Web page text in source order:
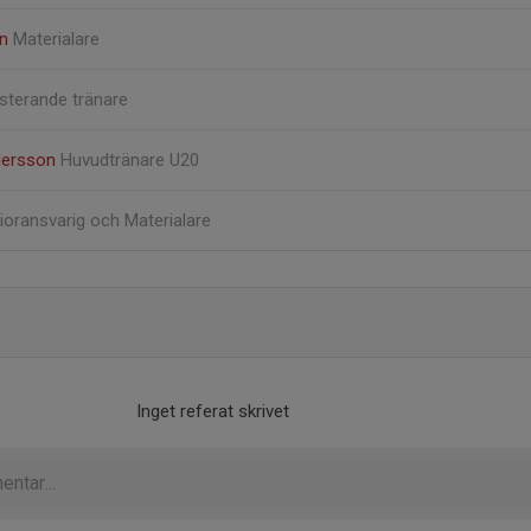
Materialare
tränare
Huvudtränare U20
och Materialare
Inget referat skrivet